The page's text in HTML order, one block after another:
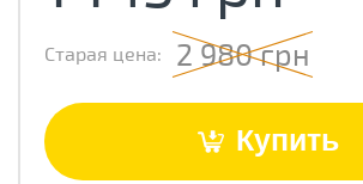
Старая цена: 2 980 грн
Купить